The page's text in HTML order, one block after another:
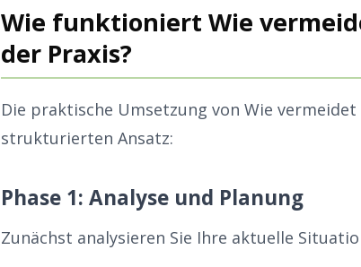
Wie funktioniert Wie
der Praxis?
Die praktische Umsetzung von Wie
strukturierten Ansatz:
Phase 1: Analyse und Planung
Zunächst analysieren Sie Ihre aktuelle